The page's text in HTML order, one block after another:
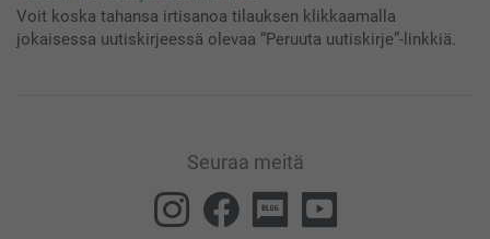
Voit koska tahansa irtisanoa tilauksen klikkaamalla
jokaisessa uutiskirjeessä olevaa “Peruuta uutiskirje”-linkkiä.
Seuraa meitä